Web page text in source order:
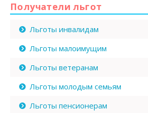
Получатели льгот
Льготы инвалидам
Льготы малоимущим
Льготы ветеранам
Льготы молодым семьям
Льготы пенсионерам